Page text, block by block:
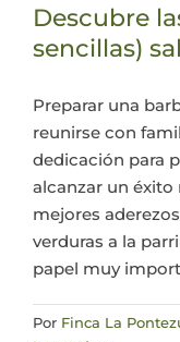
Descubre
sencillas)
Preparar una
reunirse con
dedicación para
alcanzar un éxito
mejores
verduras a la
papel muy
Por Finca La